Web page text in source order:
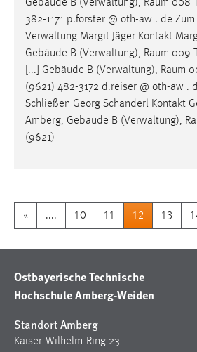
Gebäude B (Verwaltung), Raum 008
382-1171 p.forster @ oth-aw . de
Verwaltung Margit Jäger Kontakt
Gebäude B (Verwaltung), Raum 009
[...] Gebäude B (Verwaltung), Raum
(9621) 482-3172 d.reiser @ oth-aw .
Schließen Georg Schanderl Kontakt
Amberg, Gebäude B (Verwaltung),
(9621)
« .... 10 11 12 13
Ostbayerische Technische
Hochschule Amberg-Weiden
Standort Amberg
Kaiser-Wilhelm-Ring 23